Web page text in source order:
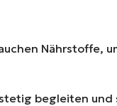
Nährstoffe,
begleiten